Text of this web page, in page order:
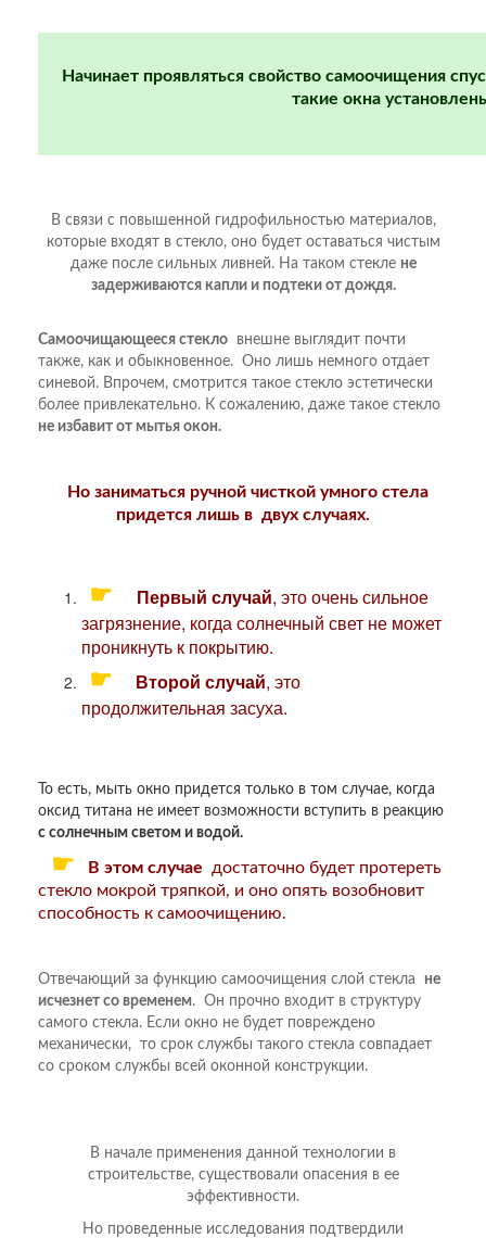
Начинает проявляться свойство самоочищения
такие окна
В связи с повышенной гидрофильностью материалов,
которые входят в стекло, оно будет оставаться чистым
даже после сильных ливней. На таком стекле не
задерживаются капли и подтеки от дождя.
Самоочищающееся стекло внешне выглядит почти
также, как и обыкновенное. Оно лишь немного отдает
синевой. Впрочем, смотрится такое стекло эстетически
более привлекательно. К сожалению, даже такое стекло
не избавит от мытья окон.
Но заниматься ручной чисткой умного стела
придется лишь в двух случаях.
☛ Первый случай, это очень сильное
загрязнение, когда солнечный свет не может
проникнуть к покрытию.
☛ Второй случай, это
продолжительная засуха.
То есть, мыть окно придется только в том случае, когда
оксид титана не имеет возможности вступить в реакцию
с солнечным светом и водой.
☛ В этом случае достаточно будет протереть
стекло мокрой тряпкой, и оно опять возобновит
способность к самоочищению.
Отвечающий за функцию самоочищения слой стекла не
исчезнет со временем. Он прочно входит в структуру
самого стекла. Если окно не будет повреждено
механически, то срок службы такого стекла совпадает
со сроком службы всей оконной конструкции.
В начале применения данной технологии в
строительстве, существовали опасения в ее
эффективности.
Но проведенные исследования подтвердили